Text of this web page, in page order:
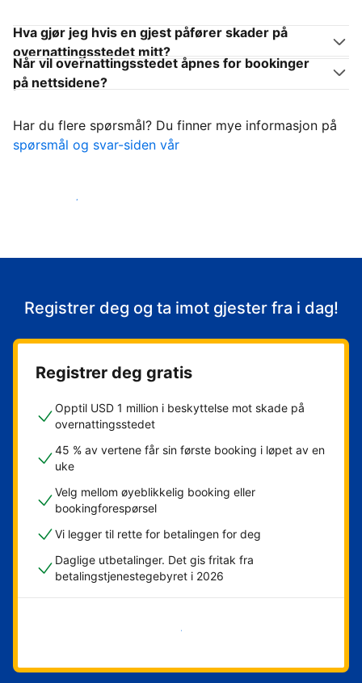
Hva gjør jeg hvis en gjest påfører skader på
overnattingsstedet mitt?
Når vil overnattingsstedet åpnes for bookinger
på nettsidene?
Har du flere spørsmål? Du finner mye informasjon på
spørsmål og svar-siden vår
Ta imot gjestene
Registrer deg og ta imot gjester fra i dag!
Registrer deg gratis
Opptil USD 1 million i beskyttelse mot skade på
overnattingsstedet
45 % av vertene får sin første booking i løpet av en
uke
Velg mellom øyeblikkelig booking eller
bookingforespørsel
Vi legger til rette for betalingen for deg
Daglige utbetalinger. Det gis fritak fra
betalingstjenestegebyret i 2026
Kom i gang nå